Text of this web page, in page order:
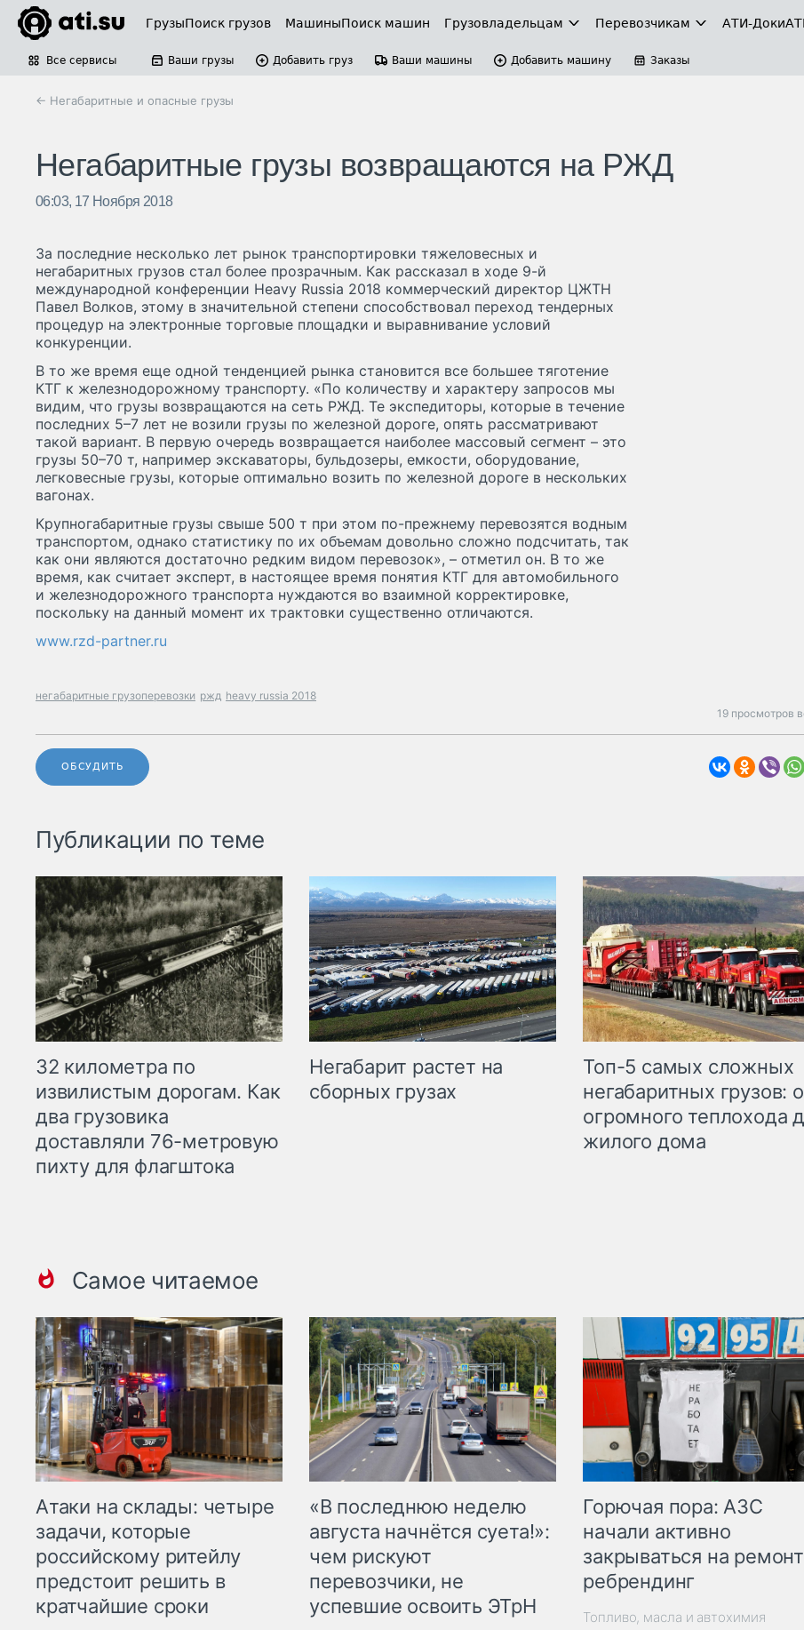
ГрузыПоиск грузов МашиныПоиск машин Грузовладельцам Перевозчикам АТИ-Доки
Все сервисы Ваши грузы Добавить груз Ваши машины Добавить машину Заказы
← Негабаритные и опасные грузы
Негабаритные грузы возвращаются на РЖД
06:03, 17 Ноября 2018
За последние несколько лет рынок транспортировки тяжеловесных и
негабаритных грузов стал более прозрачным. Как рассказал в ходе 9-й
международной конференции Heavy Russia 2018 коммерческий директор ЦЖТН
Павел Волков, этому в значительной степени способствовал переход тендерных
процедур на электронные торговые площадки и выравнивание условий
конкуренции.
В то же время еще одной тенденцией рынка становится все большее тяготение
КТГ к железнодорожному транспорту. «По количеству и характеру запросов мы
видим, что грузы возвращаются на сеть РЖД. Те экспедиторы, которые в течение
последних 5–7 лет не возили грузы по железной дороге, опять рассматривают
такой вариант. В первую очередь возвращается наиболее массовый сегмент – это
грузы 50–70 т, например экскаваторы, бульдозеры, емкости, оборудование,
легковесные грузы, которые оптимально возить по железной дороге в нескольких
вагонах.
Крупногабаритные грузы свыше 500 т при этом по-прежнему перевозятся водным
транспортом, однако статистику по их объемам довольно сложно подсчитать, так
как они являются достаточно редким видом перевозок», – отметил он. В то же
время, как считает эксперт, в настоящее время понятия КТГ для автомобильного
и железнодорожного транспорта нуждаются во взаимной корректировке,
поскольку на данный момент их трактовки существенно отличаются.
www.rzd-partner.ru
негабаритные грузоперевозки ржд heavy russia 2018
19 просмотров
ОБСУДИТЬ
Публикации по теме
32 километра по
извилистым дорогам. Как
два грузовика
доставляли 76-метровую
пихту для флагштока
Негабарит растет на
сборных грузах
Топ-5 самых сложных
негабаритных грузов:
огромного теплохода
жилого дома
Самое читаемое
Атаки на склады: четыре
задачи, которые
российскому ритейлу
предстоит решить в
кратчайшие сроки
«В последнюю неделю
августа начнётся суета!»:
чем рискуют
перевозчики, не
успевшие освоить ЭТрН
Горючая пора: АЗС
начали активно
закрываться на
ребрендинг
Топливо, масла и автохимия